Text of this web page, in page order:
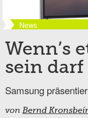
News
Wenn’s
sein darf
Samsung
von Bernd